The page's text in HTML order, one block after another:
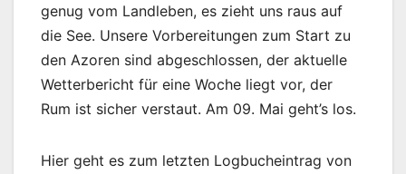
genug vom Landleben, es zieht uns raus auf
die See. Unsere Vorbereitungen zum Start zu
den Azoren sind abgeschlossen, der aktuelle
Wetterbericht für eine Woche liegt vor, der
Rum ist sicher verstaut. Am 09. Mai geht’s los.
Hier geht es zum letzten Logbucheintrag von